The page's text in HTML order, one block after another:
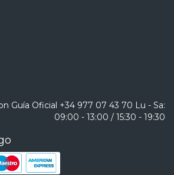
Guía Oficial +34 977 07 43 70 Lu - Sa:
09:00 - 13:00 / 15:30 - 19:30